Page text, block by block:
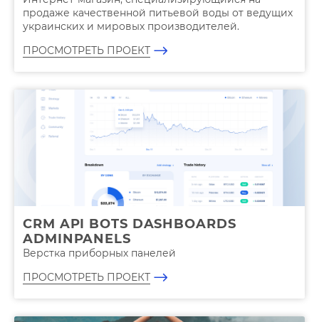
продаже качественной питьевой воды от ведущих
украинских и мировых производителей.
ПРОСМОТРЕТЬ ПРОЕКТ
CRM API BOTS DASHBOARDS
ADMINPANELS
Верстка приборных панелей
ПРОСМОТРЕТЬ ПРОЕКТ